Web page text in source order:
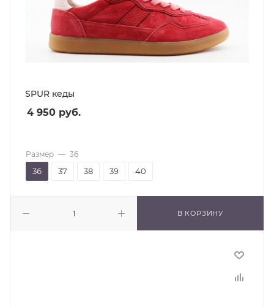
SPUR кеды
4 950 руб.
В КОРЗИНУ
Размер — 36
36 37 38 39 40